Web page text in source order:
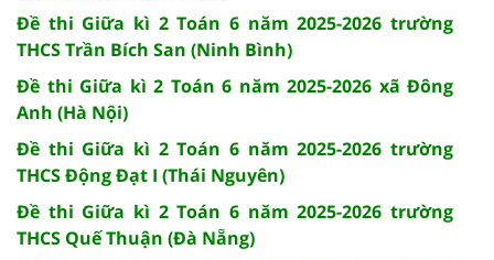
Đề thi Giữa kì 2 Toán 6 năm 2025-2026 trường
THCS Trần Bích San (Ninh Bình)
Đề thi Giữa kì 2 Toán 6 năm 2025-2026 xã Đông
Anh (Hà Nội)
Đề thi Giữa kì 2 Toán 6 năm 2025-2026 trường
THCS Động Đạt I (Thái Nguyên)
Đề thi Giữa kì 2 Toán 6 năm 2025-2026 trường
THCS Quế Thuận (Đà Nẵng)